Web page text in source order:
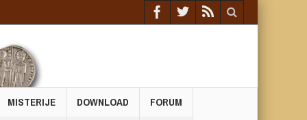
MISTERIJE DOWNLOAD FORUM